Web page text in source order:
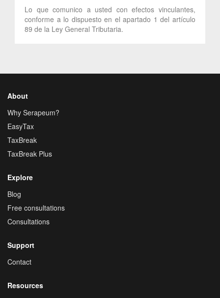
Lo que comunico a usted con efectos vinculantes,
conforme a lo dispuesto en el apartado 1 del artículo
89 de la Ley General Tributaria.
About
Why Serapeum?
EasyTax
TaxBreak
TaxBreak Plus
Explore
Blog
Free consultations
Consultations
Support
Contact
Resources